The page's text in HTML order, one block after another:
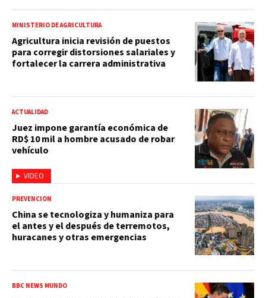
MINISTERIO DE AGRICULTURA
Agricultura inicia revisión de puestos
para corregir distorsiones salariales y
fortalecer la carrera administrativa
VIDEO
ACTUALIDAD
Juez impone garantía económica de
RD$ 10 mil a hombre acusado de robar
vehículo
PREVENCIÓN
China se tecnologiza y humaniza para
el antes y el después de terremotos,
huracanes y otras emergencias
BBC NEWS MUNDO